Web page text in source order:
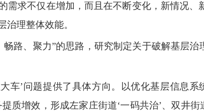
需求不仅在增加，而且在不断变化，新情况
理整体效能。
路、聚力”的思路，研究制定关于破解基层
车’问题提供了具体方向。以优化基层信息
质增效，形成左家庄街道‘一码共治’、双井街